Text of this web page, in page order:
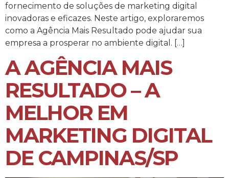
fornecimento de soluções de marketing digital
inovadoras e eficazes. Neste artigo, exploraremos
como a Agência Mais Resultado pode ajudar sua
empresa a prosperar no ambiente digital. […]
A AGÊNCIA MAIS
RESULTADO – A
MELHOR EM
MARKETING DIGITAL
DE CAMPINAS/SP